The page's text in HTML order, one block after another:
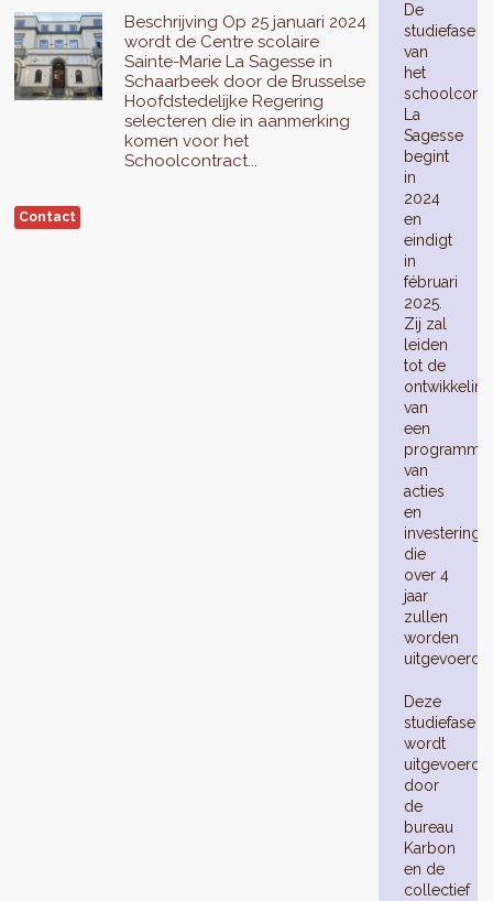
Beschrijving Op 25 januari 2024
wordt de Centre scolaire
Sainte-Marie La Sagesse in
Schaarbeek door de Brusselse
Hoofdstedelijke Regering
selecteren die in aanmerking
komen voor het
Schoolcontract...
Contact
De
studiefase
van
het
La
Sagesse
begint
in
2024
en
eindigt
in
fébruari
2025.
Zij zal
leiden
tot de
ontwikkeling
van
een
programma
van
acties
en
die
over 4
jaar
zullen
worden
uitgevoerd.
Deze
studiefase
wordt
uitgevoerd
door
de
bureau
Karbon
en de
collectief